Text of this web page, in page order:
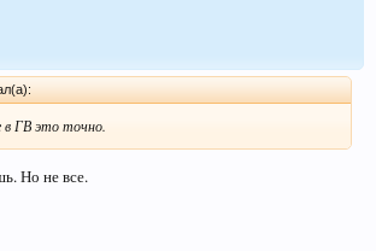
ГВ это точно.
Но не все.